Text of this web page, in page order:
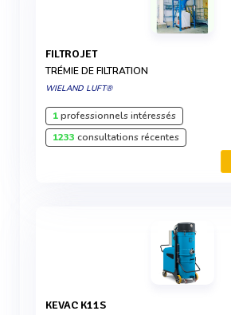
FILTROJET
TRÉMIE DE FILTRATION
WIELAND LUFT®
1professionnels intéressés
1233 consultations récentes
KEVAC K11S